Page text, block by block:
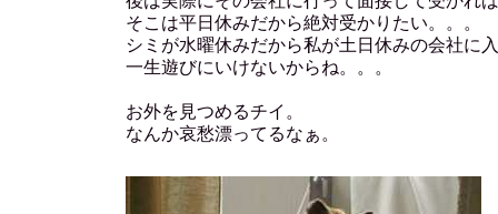
そこは平日休みだから絶対受かりたい。。。
シミが水曜休みだから私が土日休みの会社に
一生遊びにいけないからね。。。
お外を見つめるチイ。
なんか哀愁漂ってるなぁ。